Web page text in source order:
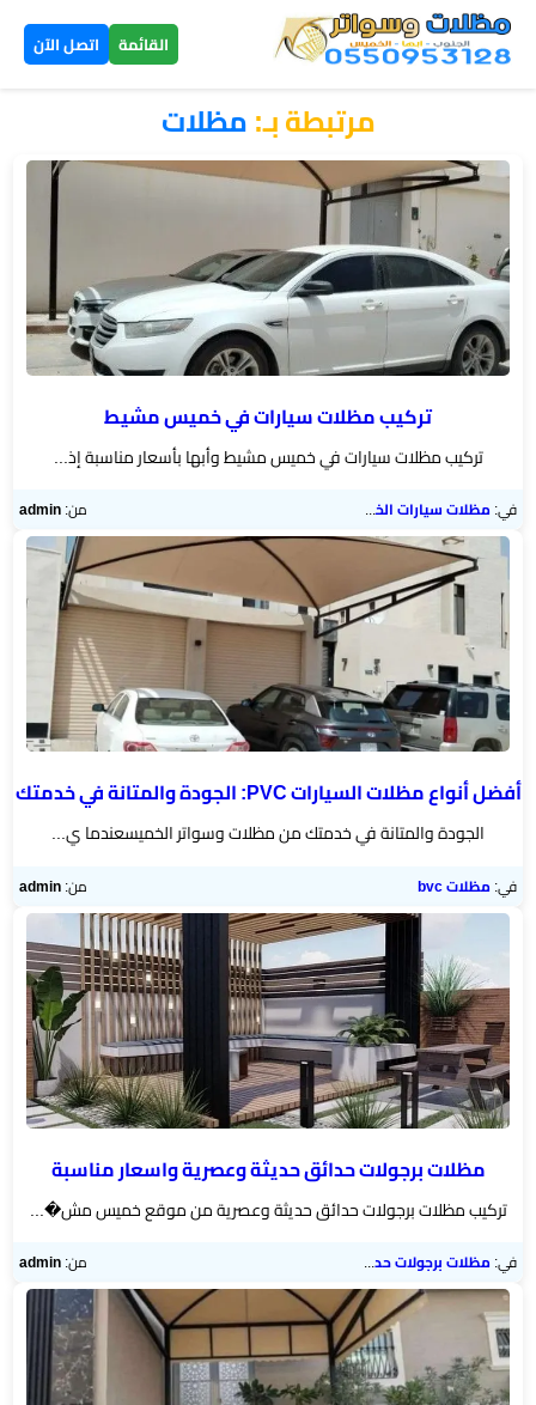
القائمة اتصل الآن ×
مظلات
سيارات
الخميس
مظلات
هرمية
تركيب
سواتر
الخميس
مظلات
برجولات
حدائق
▼
تركيب
شبوك
وبيوت
شعر
مظلات
مودرن
هناجر
ومستودعات
الجنوب
مرتبطة بـ:مظلات
تركيب مظلات سيارات في خميس مشيط
تركيب مظلات سيارات في خميس مشيط وأبها بأسعار مناسبة إذ...
في:مظلات سيارات الخميس من:admin
أفضل أنواع مظلات السيارات PVC: الجودة والمتانة في خدمتك
الجودة والمتانة في خدمتك من مظلات وسواتر الخميسعندما ي...
في:مظلات bvc من:admin
مظلات برجولات حدائق حديثة وعصرية واسعار مناسبة
تركيب مظلات برجولات حدائق حديثة وعصرية من موقع خميس مش�...
في:مظلات برجولات حدائق من:admin